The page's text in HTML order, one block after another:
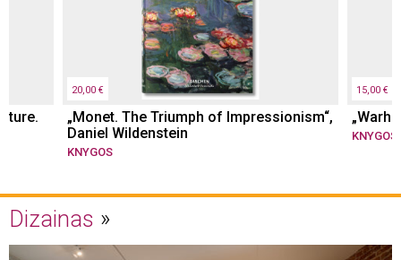
20,00 €
„Monet. The Triumph of Impressionism“,
Daniel Wildenstein
KNYGOS
15,00 €
KNYGOS
Dizainas